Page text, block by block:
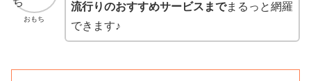
おもち
流行りのおすすめサービスまでまるっと網羅
できます♪